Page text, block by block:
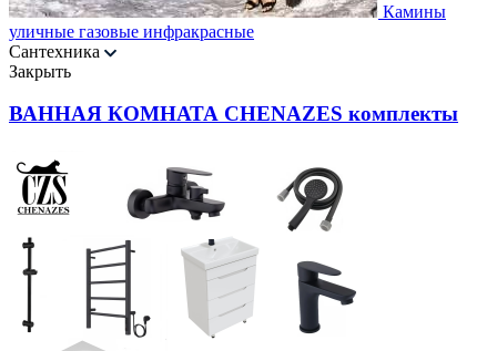
Камины
уличные газовые инфракрасные
Сантехника
Закрыть
ВАННАЯ КОМНАТА CHENAZES комплекты